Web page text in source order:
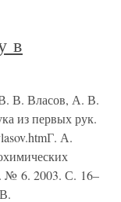
в
В. В. Власов, А. В.
из первых рук.
А.
№ 6. 2003. С. 16–